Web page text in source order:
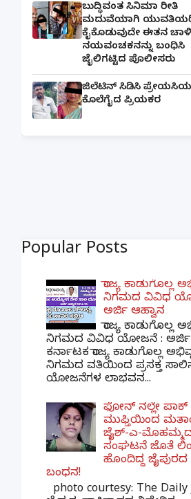
ಬುದ್ಧಿವಂತ ಸಿನಿಮಾ ರೀತಿ
ಮದುವೆಯಾಗಿ
ಕೈಕೊಡುವುದೇ ಈತನ
ನಯವಂಚಕನನ್ನು ಬಂಧಿಸಿ
ಜೈಲಿಗಟ್ಟಿದ ಪೊಲೀಸರು
ಜಿಲೆಟಿನ್ ಸಿಡಿಸಿ
ಕೊಲೆಗೈದ ಪ್ರಿಯಕರ
Popular Posts
ರಾಜ್ಯ ಕಾಡುಗೊಲ್ಲ
ನಿಗಮದ ವಿವಿಧ
ಅರ್ಜಿ ಆಹ್ವಾನ
ರಾಜ್ಯ ಕಾಡುಗೊಲ್ಲ
ನಿಗಮದ ವಿವಿಧ ಯೋಜನೆ : ಅರ್ಜಿ
ಕರ್ನಾಟಕ ರಾಜ್ಯ ಕಾಡುಗೊಲ್ಲ
ನಿಗಮದ ವತಿಯಿಂದ ಪ್ರಸಕ್ತ
ಯೋಜನೆಗಳ ಲಾಭವನ...
ಫೋನ್ ನಲ್ಲೇ ಪಾಕ್
ಮುಫ್ತಿಯಿಂದ
ಜೈಶ್-ಎ-
ಸಂಘಟನೆ ಜೊತೆ
ಹೊಂದಿದ್ದ
ಬಂಧನ!
photo courtesy: The Daily